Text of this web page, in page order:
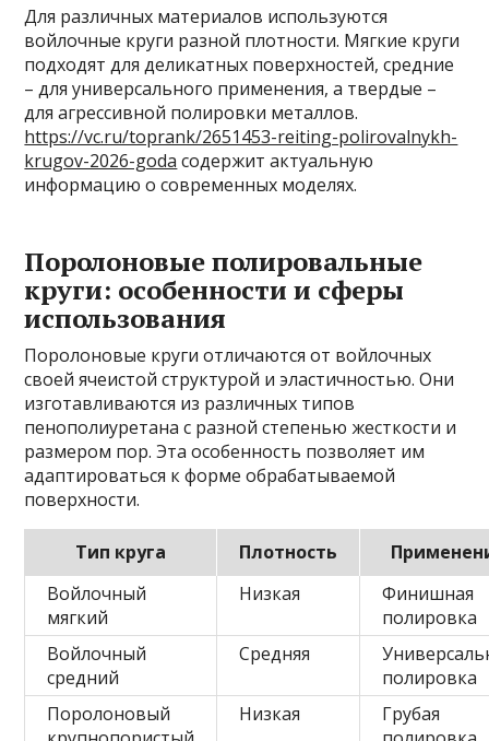
Для различных материалов используются
войлочные круги разной плотности. Мягкие круги
подходят для деликатных поверхностей, средние
– для универсального применения, а твердые –
для агрессивной полировки металлов.
https://vc.ru/toprank/2651453-reiting-polirovalnykh-
krugov-2026-goda содержит актуальную
информацию о современных моделях.
Поролоновые полировальные
круги: особенности и сферы
использования
Поролоновые круги отличаются от войлочных
своей ячеистой структурой и эластичностью. Они
изготавливаются из различных типов
пенополиуретана с разной степенью жесткости и
размером пор. Эта особенность позволяет им
адаптироваться к форме обрабатываемой
поверхности.
Тип круга Плотность
Войлочный
мягкий
Низкая
Финишная
полировка
Войлочный
средний
Средняя
полировка
Поролоновый
Низкая
Грубая